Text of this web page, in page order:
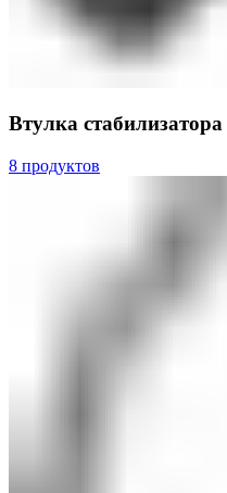
Втулка стабилизатора
8 продуктов